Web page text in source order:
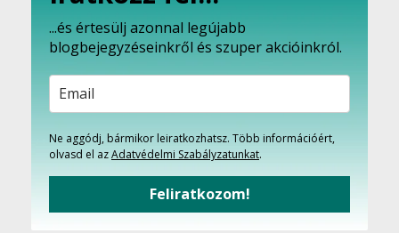
...és értesülj azonnal legújabb
blogbejegyzéseinkről és szuper akcióinkról.
Ne aggódj, bármikor leiratkozhatsz. Több információért,
olvasd el azAdatvédelmi Szabályzatunkat.
Feliratkozom!